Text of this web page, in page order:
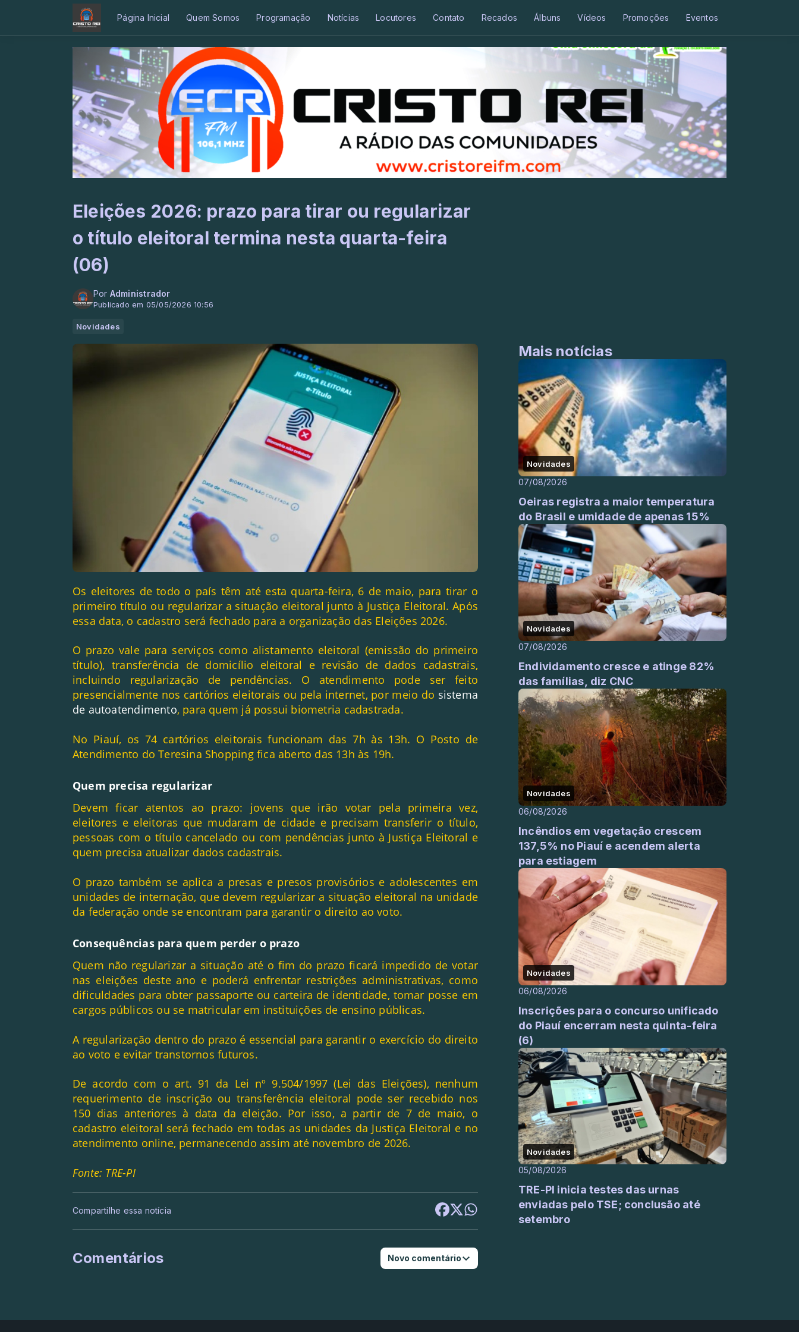
Página Inicial Quem Somos Programação Notícias Locutores Contato Recados Álbuns Vídeos Promoções Eventos
Eleições 2026: prazo para tirar ou regularizar
o título eleitoral termina nesta quarta-feira
(06)
Por Administrador
Publicado em 05/05/2026 10:56
Novidades
Os eleitores de todo o país têm até esta quarta-feira, 6 de maio, para tirar o
primeiro título ou regularizar a situação eleitoral junto à Justiça Eleitoral. Após
essa data, o cadastro será fechado para a organização das Eleições 2026.
O prazo vale para serviços como alistamento eleitoral (emissão do primeiro
título), transferência de domicílio eleitoral e revisão de dados cadastrais,
incluindo regularização de pendências. O atendimento pode ser feito
presencialmente nos cartórios eleitorais ou pela internet, por meio do sistema
de autoatendimento, para quem já possui biometria cadastrada.
No Piauí, os 74 cartórios eleitorais funcionam das 7h às 13h. O Posto de
Atendimento do Teresina Shopping fica aberto das 13h às 19h.
Quem precisa regularizar
Devem ficar atentos ao prazo: jovens que irão votar pela primeira vez,
eleitores e eleitoras que mudaram de cidade e precisam transferir o título,
pessoas com o título cancelado ou com pendências junto à Justiça Eleitoral e
quem precisa atualizar dados cadastrais.
O prazo também se aplica a presas e presos provisórios e adolescentes em
unidades de internação, que devem regularizar a situação eleitoral na unidade
da federação onde se encontram para garantir o direito ao voto.
Consequências para quem perder o prazo
Quem não regularizar a situação até o fim do prazo ficará impedido de votar
nas eleições deste ano e poderá enfrentar restrições administrativas, como
dificuldades para obter passaporte ou carteira de identidade, tomar posse em
cargos públicos ou se matricular em instituições de ensino públicas.
A regularização dentro do prazo é essencial para garantir o exercício do direito
ao voto e evitar transtornos futuros.
De acordo com o art. 91 da Lei nº 9.504/1997 (Lei das Eleições), nenhum
requerimento de inscrição ou transferência eleitoral pode ser recebido nos
150 dias anteriores à data da eleição. Por isso, a partir de 7 de maio, o
cadastro eleitoral será fechado em todas as unidades da Justiça Eleitoral e no
atendimento online, permanecendo assim até novembro de 2026.
Fonte: TRE-PI
Compartilhe essa notícia
Comentários Novo comentário
Mais notícias
Novidades
07/08/2026
Oeiras registra a maior temperatura
do Brasil e umidade de apenas 15%
Novidades
07/08/2026
Endividamento cresce e atinge 82%
das famílias, diz CNC
Novidades
06/08/2026
Incêndios em vegetação crescem
137,5% no Piauí e acendem alerta
para estiagem
Novidades
06/08/2026
Inscrições para o concurso unificado
do Piauí encerram nesta quinta-feira
(6)
Novidades
05/08/2026
TRE-PI inicia testes das urnas
enviadas pelo TSE; conclusão até
setembro